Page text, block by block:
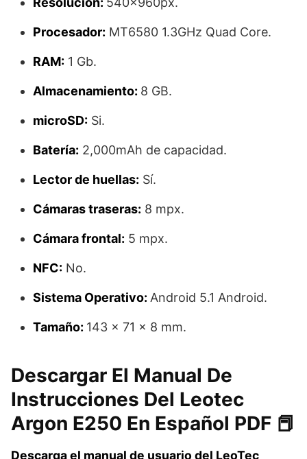
Procesador: MT6580 1.3GHz Quad Core.
RAM: 1 Gb.
Almacenamiento: 8 GB.
microSD: Si.
Batería: 2,000mAh de capacidad.
Lector de huellas: Sí.
Cámaras traseras: 8 mpx.
Cámara frontal: 5 mpx.
NFC: No.
Sistema Operativo: Android 5.1 Android.
Tamaño: 143 x 71 x 8 mm.
Descargar El Manual De
Instrucciones Del Leotec
Argon E250 En Español PDF 📕
Descarga el manual de usuario del LeoTec